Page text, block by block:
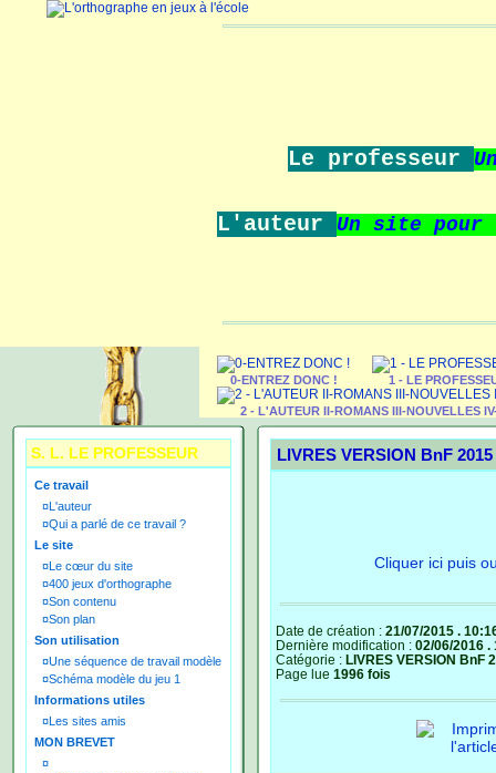
Le professeur
L'auteur Un site
0-ENTREZ DONC ! 1 - LE
2 - L'AUTEUR II-ROMANS III-NOUVELLES
S. L. LE PROFESSEUR
Ce travail
¤L'auteur
¤Qui a parlé de ce travail ?
Le site
¤Le cœur du site
¤400 jeux d'orthographe
¤Son contenu
¤Son plan
Son utilisation
¤Une séquence de travail modèle
¤Schéma modèle du jeu 1
Informations utiles
¤Les sites amis
MON BREVET
¤
LIVRES VERSION BnF
Cliquer ici puis
Date de création : 21/07/2015 .
Dernière modification : 02/06/2016 .
Catégorie : LIVRES VERSION BnF
Page lue 1996 fois